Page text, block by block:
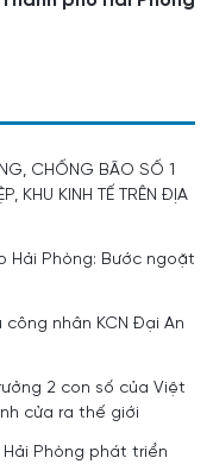
CHỐNG BÃO SỐ 1
KHU KINH TẾ TRÊN ĐỊA
Hải Phòng: Bước ngoặt
nhân KCN Đại An
2 con số của Việt
cửa ra thế giới
Phòng phát triển